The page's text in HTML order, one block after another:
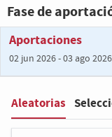
Fase de
Aportaciones
02 jun 2026 - 03 ago 2026
Filter:
Aleatorias